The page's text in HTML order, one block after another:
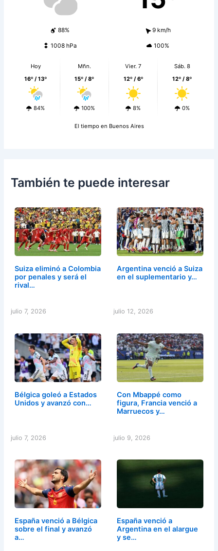
88% 9 km/h
1008 hPa 100%
Hoy
16º / 13º
84%
Mñn.
15º / 8º
100%
Vier. 7
12º / 6º
8%
Sáb. 8
12º / 8º
0%
El tiempo en Buenos Aires
También te puede interesar
Suiza eliminó a Colombia
por penales y será el
rival…
julio 7, 2026
Argentina venció a Suiza
en el suplementario y…
julio 12, 2026
Bélgica goleó a Estados
Unidos y avanzó con…
julio 7, 2026
Con Mbappé como
figura, Francia venció a
Marruecos y…
julio 9, 2026
España venció a Bélgica
sobre el final y avanzó
a…
España venció a
Argentina en el alargue
y se…